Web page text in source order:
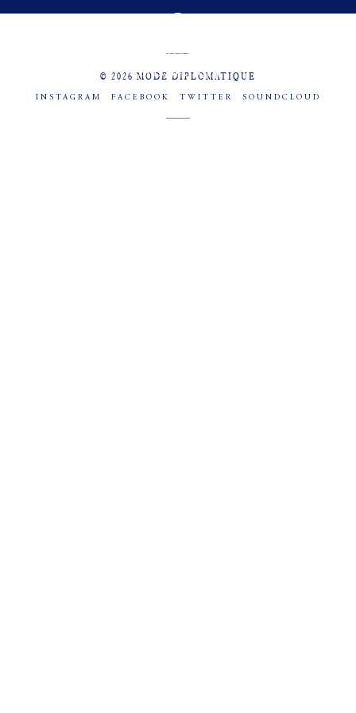
© 2026 MODE DIPLOMATIQUE
INSTAGRAM FACEBOOK TWITTER SOUNDCLOUD